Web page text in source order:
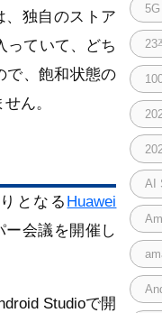
、独自のストア
っていて、どち
で、飽和状態の
ん。
となる Huawei
会議を開催し
Studioで開
5G
23
AI